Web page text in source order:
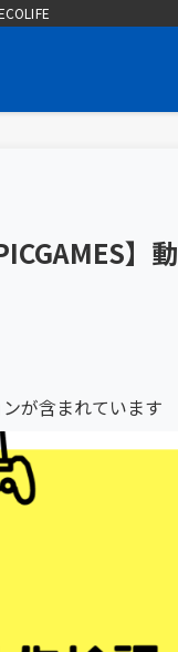
】
が含まれています